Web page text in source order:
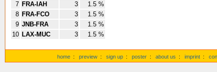
7 FRA-IAH 3
1.5 %
8 FRA-FCO 3
1.5 %
9 JNB-FRA 3
1.5 %
10 LAX-MUC 3 1.5 %
home : preview : sign up : poster : about us : imprint :